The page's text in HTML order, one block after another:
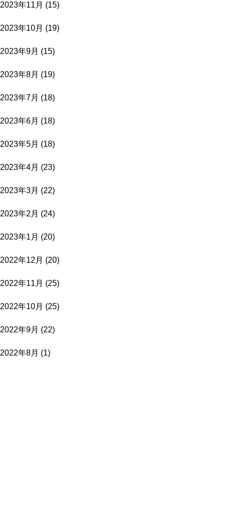
2023年11月 (15)
2023年10月 (19)
2023年9月 (15)
2023年8月 (19)
2023年7月 (18)
2023年6月 (18)
2023年5月 (18)
2023年4月 (23)
2023年3月 (22)
2023年2月 (24)
2023年1月 (20)
2022年12月 (20)
2022年11月 (25)
2022年10月 (25)
2022年9月 (22)
2022年8月 (1)